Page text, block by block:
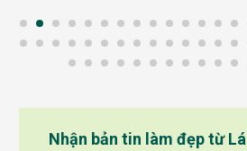
Nhận bản tin làm đẹp từ